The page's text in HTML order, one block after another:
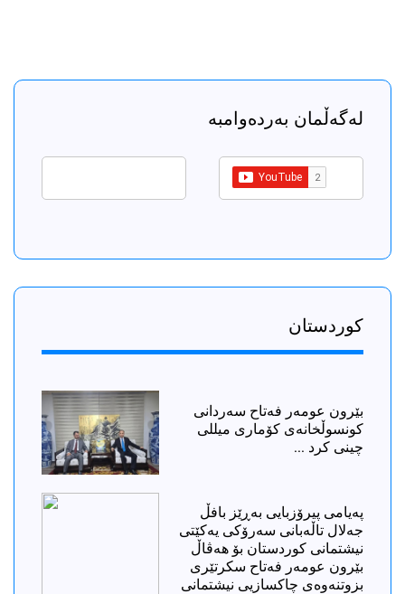
لەگەڵمان بەردەوامبە
كوردستان
بێرون عومەر فەتاح سەردانی
کونسوڵخانەی کۆماری میللی
چینی کرد ...
پەیامی پیرۆزبایی بەڕێز بافڵ
جەلال تاڵەبانی سەرۆکی یەکێتی
نیشتمانی کوردستان بۆ هەڤاڵ
بێرون عومەر فەتاح سکرتێری
بزوتنەوەی چاکسازیی نیشتمانی